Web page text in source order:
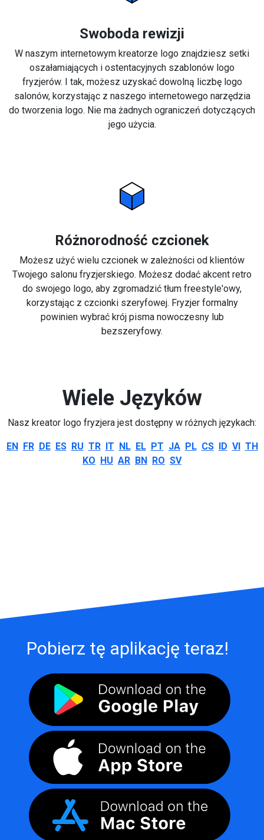
Swoboda rewizji
W naszym internetowym kreatorze logo znajdziesz setki
oszałamiających i ostentacyjnych szablonów logo
fryzjerów. I tak, możesz uzyskać dowolną liczbę logo
salonów, korzystając z naszego internetowego narzędzia
do tworzenia logo. Nie ma żadnych ograniczeń dotyczących
jego użycia.
Różnorodność czcionek
Możesz użyć wielu czcionek w zależności od klientów
Twojego salonu fryzjerskiego. Możesz dodać akcent retro
do swojego logo, aby zgromadzić tłum freestyle'owy,
korzystając z czcionki szeryfowej. Fryzjer formalny
powinien wybrać krój pisma nowoczesny lub
bezszeryfowy.
Wiele Języków
Nasz kreator logo fryzjera jest dostępny w różnych językach:
EN FR DE ES RU TR IT NL EL PT JA PL CS ID VI TH
KO HU AR BN RO SV
Pobierz tę aplikację teraz!